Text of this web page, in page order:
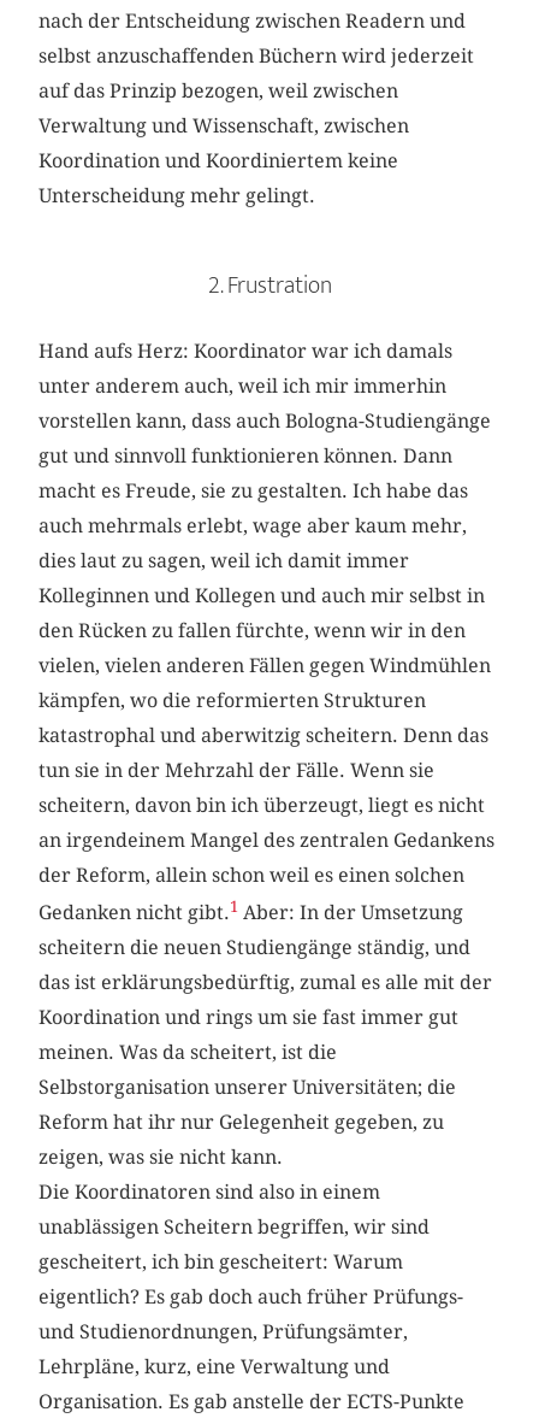
nach der Entscheidung zwischen Readern und
selbst anzuschaffenden Büchern wird jederzeit
auf das Prinzip bezogen, weil zwischen
Verwaltung und Wissenschaft, zwischen
Koordination und Koordiniertem keine
Unterscheidung mehr gelingt.
2. Frustration
Hand aufs Herz: Koordinator war ich damals
unter anderem auch, weil ich mir immerhin
vorstellen kann, dass auch Bologna-Studiengänge
gut und sinnvoll funktionieren können. Dann
macht es Freude, sie zu gestalten. Ich habe das
auch mehrmals erlebt, wage aber kaum mehr,
dies laut zu sagen, weil ich damit immer
Kolleginnen und Kollegen und auch mir selbst in
den Rücken zu fallen fürchte, wenn wir in den
vielen, vielen anderen Fällen gegen Windmühlen
kämpfen, wo die reformierten Strukturen
katastrophal und aberwitzig scheitern. Denn das
tun sie in der Mehrzahl der Fälle. Wenn sie
scheitern, davon bin ich überzeugt, liegt es nicht
an irgendeinem Mangel des zentralen Gedankens
der Reform, allein schon weil es einen solchen
Gedanken nicht gibt.1 Aber: In der Umsetzung
scheitern die neuen Studiengänge ständig, und
das ist erklärungsbedürftig, zumal es alle mit der
Koordination und rings um sie fast immer gut
meinen. Was da scheitert, ist die
Selbstorganisation unserer Universitäten; die
Reform hat ihr nur Gelegenheit gegeben, zu
zeigen, was sie nicht kann.
Die Koordinatoren sind also in einem
unablässigen Scheitern begriffen, wir sind
gescheitert, ich bin gescheitert: Warum
eigentlich? Es gab doch auch früher Prüfungs-
und Studienordnungen, Prüfungsämter,
Lehrpläne, kurz, eine Verwaltung und
Organisation. Es gab anstelle der ECTS-Punkte